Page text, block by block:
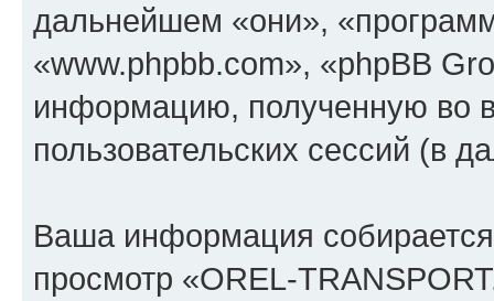
дальнейшем «они»,
«www.phpbb.com», «phpBB
информацию, полученную во
пользовательских сессий (в
Ваша информация
просмотр «OREL-